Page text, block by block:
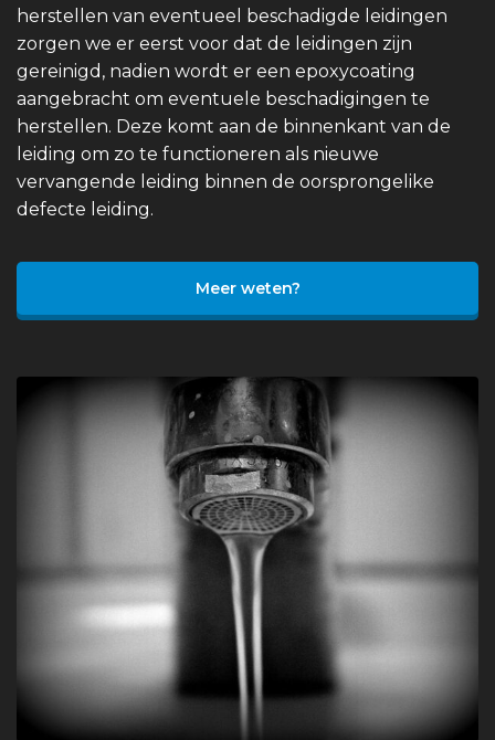
herstellen van eventueel beschadigde leidingen
zorgen we er eerst voor dat de leidingen zijn
gereinigd, nadien wordt er een epoxycoating
aangebracht om eventuele beschadigingen te
herstellen. Deze komt aan de binnenkant van de
leiding om zo te functioneren als nieuwe
vervangende leiding binnen de oorsprongelike
defecte leiding.
Meer weten?